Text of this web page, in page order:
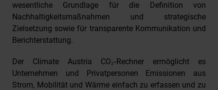
wesentliche Grundlage für die Definition von
Nachhaltigkeitsmaßnahmen und strategische
Zielsetzung sowie für transparente Kommunikation und
Berichterstattung.
Der Climate Austria CO₂‑Rechner ermöglicht es
Unternehmen und Privatpersonen Emissionen aus
Strom, Mobilität und Wärme einfach zu erfassen und zu